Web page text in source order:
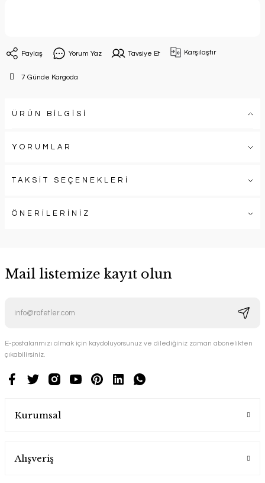
Paylaş Yorum Yaz Tavsiye Et Karşılaştır
7 Günde Kargoda
ÜRÜN BİLGİSİ
YORUMLAR
TAKSİT SEÇENEKLERİ
ÖNERİLERİNİZ
Mail listemize kayıt olun
E-postalarımızı almak için kaydoluyorsunuz ve dilediğiniz zaman abonelikten
çıkabilirsiniz.
Kurumsal
Alışveriş